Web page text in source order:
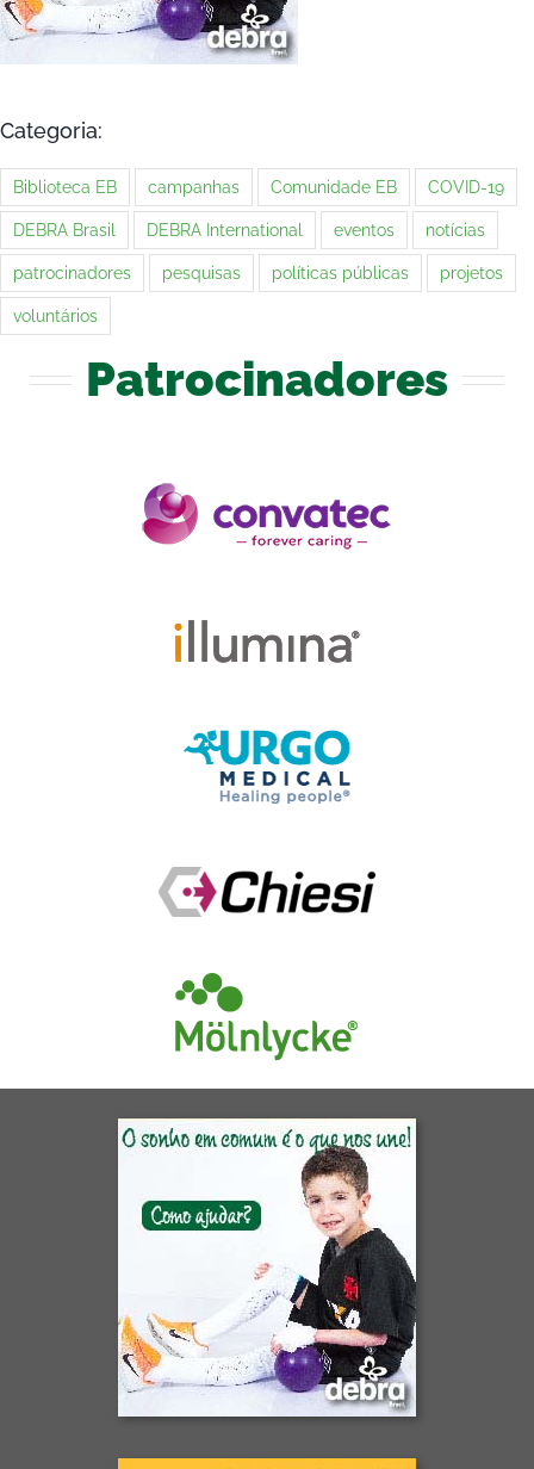
Categoria:
Biblioteca EB campanhas Comunidade EB COVID-19
DEBRA Brasil DEBRA International eventos notícias
patrocinadores pesquisas políticas públicas projetos
voluntários
Patrocinadores